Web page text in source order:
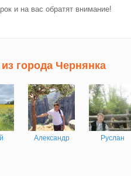
и на вас обратят внимание!
города Чернянка
Александр Руслан